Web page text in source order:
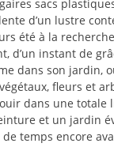
sacs
d’un lustre
été à la
d’un instant de
dans son jardin,
fleurs et
dans une totale
et un jardin
temps encore